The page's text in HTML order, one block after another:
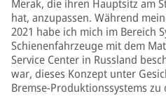
Merak, die ihren Hauptsitz am
hat, anzupassen. Während
2021 habe ich mich im Bereich
Schienenfahrzeuge mit dem
Service Center in Russland
war, dieses Konzept unter
Bremse-Produktionssystems